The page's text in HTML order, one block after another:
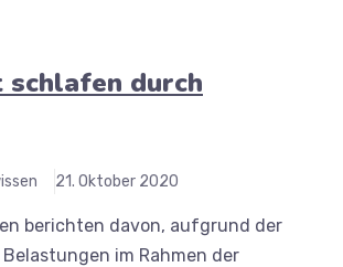
schlafen durch
21. Oktober 2020
berichten davon, aufgrund der
im Rahmen der